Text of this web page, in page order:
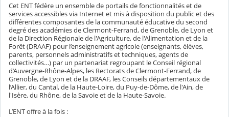
Cet ENT fédère un ensemble de portails de fonctionnalités et de
services accessibles via Internet et mis à disposition du public et des
différentes composantes de la communauté éducative du second
degré des académies de Clermont-Ferrand, de Grenoble, de Lyon et
de la Direction Régionale de l'Agriculture, de l'Alimentation et de la
Forêt (DRAAF) pour l’enseignement agricole (enseignants, élèves,
parents, personnels administratifs et techniques, agents de
collectivités…) par un partenariat regroupant le Conseil régional
d’Auvergne-Rhône-Alpes, les Rectorats de Clermont-Ferrand, de
Grenoble, de Lyon et de la DRAAF, les Conseils départementaux de
l’Allier, du Cantal, de la Haute-Loire, du Puy-de-Dôme, de l'Ain, de
l'Isère, du Rhône, de la Savoie et de la Haute-Savoie.
L’ENT offre à la fois :